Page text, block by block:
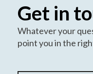
Get in
Whatever your
point you in the